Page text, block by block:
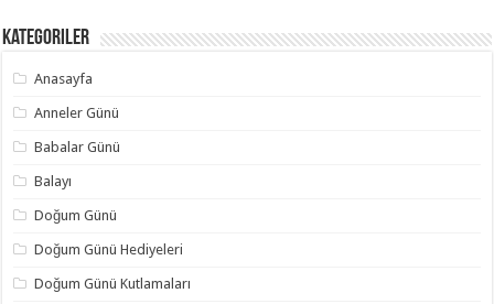
Kategoriler
Anasayfa
Anneler Günü
Babalar Günü
Balayı
Doğum Günü
Doğum Günü Hediyeleri
Doğum Günü Kutlamaları